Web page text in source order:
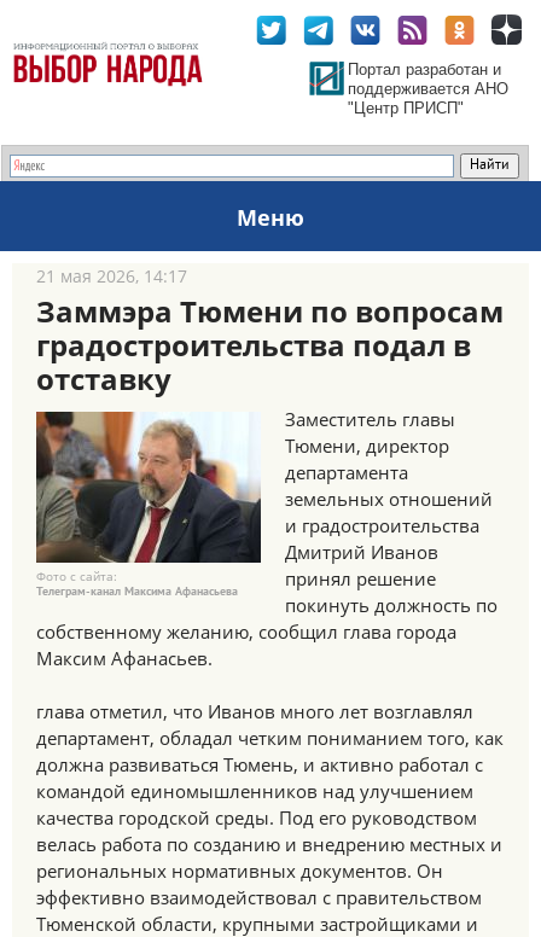
Портал разработан и
поддерживается АНО
"Центр ПРИСП"
Меню
21 мая 2026, 14:17
Заммэра Тюмени по вопросам
градостроительства подал в
отставку
Фото с сайта:
Телеграм-канал Максима Афанасьева
Заместитель главы
Тюмени, директор
департамента
земельных отношений
и градостроительства
Дмитрий Иванов
принял решение
покинуть должность по
собственному желанию, сообщил глава города
Максим Афанасьев.
глава отметил, что Иванов много лет возглавлял
департамент, обладал четким пониманием того, как
должна развиваться Тюмень, и активно работал с
командой единомышленников над улучшением
качества городской среды. Под его руководством
велась работа по созданию и внедрению местных и
региональных нормативных документов. Он
эффективно взаимодействовал с правительством
Тюменской области, крупными застройщиками и